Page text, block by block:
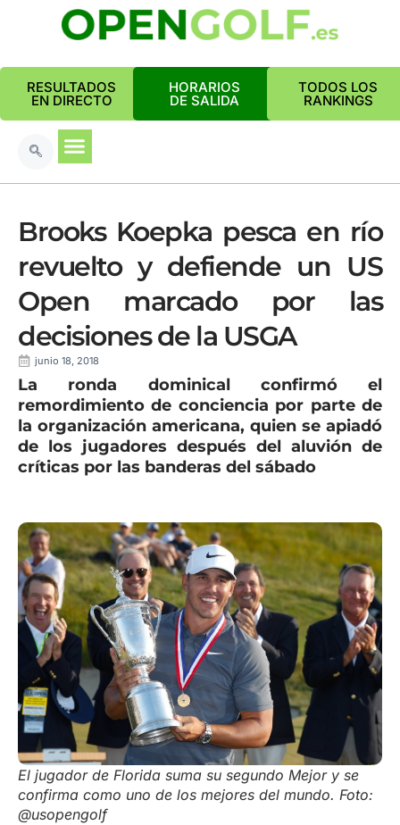
RESULTADOS
EN DIRECTO
HORARIOS
DE SALIDA
TODOS LOS
RANKINGS
Brooks Koepka pesca en río
revuelto y defiende un US
Open marcado por las
decisiones de la USGA
junio 18, 2018
La ronda dominical confirmó el
remordimiento de conciencia por parte de
la organización americana, quien se apiadó
de los jugadores después del aluvión de
críticas por las banderas del sábado
El jugador de Florida suma su segundo Mejor y se
confirma como uno de los mejores del mundo. Foto:
@usopengolf